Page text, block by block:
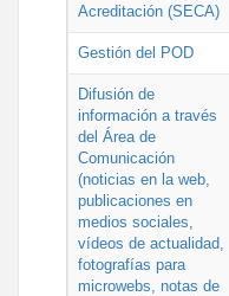
Acreditación (SECA)
Gestión del POD
Difusión de
información a través
del Área de
Comunicación
(noticias en la web,
publicaciones en
medios sociales,
vídeos de actualidad,
fotografías para
microwebs, notas de